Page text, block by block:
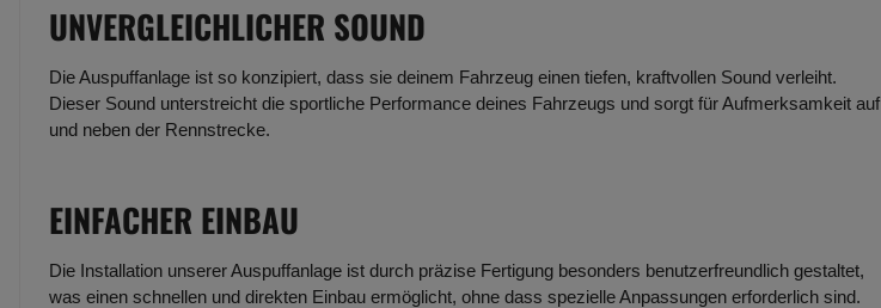
UNVERGLEICHLICHER SOUND
Die Auspuffanlage ist so konzipiert, dass sie deinem Fahrzeug einen tiefen, kraftvollen Sound verleiht.
Dieser Sound unterstreicht die sportliche Performance deines Fahrzeugs und sorgt für Aufmerksamkeit auf
und neben der Rennstrecke.
EINFACHER EINBAU
Die Installation unserer Auspuffanlage ist durch präzise Fertigung besonders benutzerfreundlich gestaltet,
was einen schnellen und direkten Einbau ermöglicht, ohne dass spezielle Anpassungen erforderlich sind.